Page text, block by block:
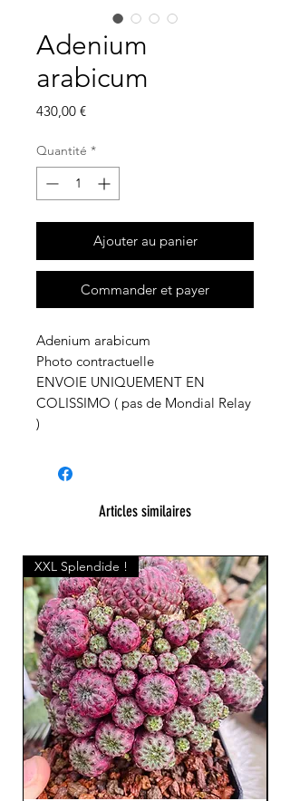
Adenium
arabicum
430,00 €Prix
Quantité *
Ajouter au panier
Commander et payer
Adenium arabicum
Photo contractuelle
ENVOIE UNIQUEMENT EN
COLISSIMO ( pas de Mondial Relay
)
Articles similaires
XXL Splendide !